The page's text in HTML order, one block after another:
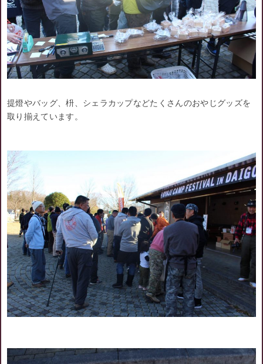
提燈やバッグ、枡、シェラカップなどたくさんのおやじグッズを
取り揃えています。